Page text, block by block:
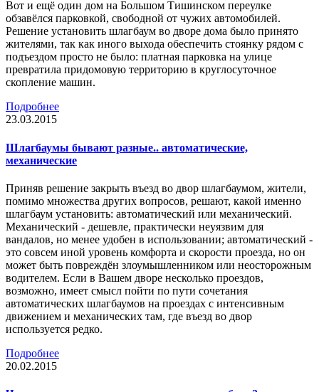
Вот и ещё один дом на Большом Тишинском переулке
обзавёлся парковкой, свободной от чужих автомобилей.
Решение установить шлагбаум во дворе дома было принято
жителями, так как иного выхода обеспечить стоянку рядом с
подъездом просто не было: платная парковка на улице
превратила придомовую территорию в круглосуточное
скопление машин.
Подробнее
23.03.2015
Шлагбаумы бывают разные.. автоматические,
механические
Приняв решение закрыть въезд во двор шлагбаумом, жители,
помимо множества других вопросов, решают, какой именно
шлагбаум установить: автоматический или механический.
Механический - дешевле, практически неуязвим для
вандалов, но менее удобен в использовании; автоматический -
это совсем иной уровень комфорта и скорости проезда, но он
может быть повреждён злоумышленником или неосторожным
водителем. Если в Вашем дворе несколько проездов,
возможно, имеет смысл пойти по пути сочетания
автоматических шлагбаумов на проездах с интенсивным
движением и механических там, где въезд во двор
используется редко.
Подробнее
20.02.2015